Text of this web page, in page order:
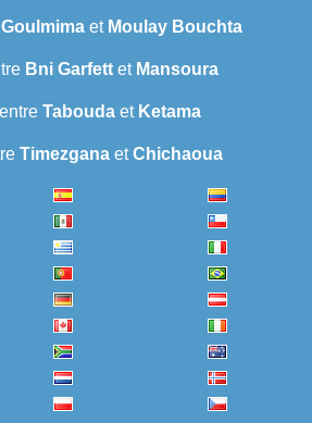
Goulmimaet Moulay Bouchta
Bni Garfettet Mansoura
Taboudaet Ketama
Timezgana etChichaoua